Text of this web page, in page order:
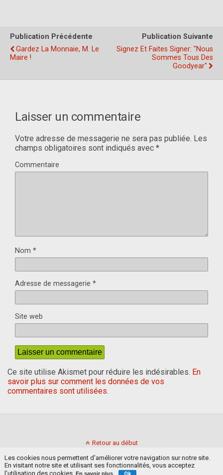
Publication Précédente
Gardez La Monnaie, M. Le
Maire !
Publication Suivante
Signez Et Faites Signer: "Nous
Sommes Tous Des
Goodyear"
Laisser un commentaire
Votre adresse de messagerie ne sera pas publiée. Les
champs obligatoires sont indiqués avec *
Commentaire
Nom *
Adresse de messagerie *
Site web
Ce site utilise Akismet pour réduire les indésirables. En
savoir plus sur comment les données de vos
commentaires sont utilisées.
Retour au début
Mobile Bureau
Les cookies nous permettent d'améliorer votre navigation sur notre site.
En visitant notre site et utilisant ses fonctionnalités, vous acceptez
l'utilisation des cookies.En savoir plus